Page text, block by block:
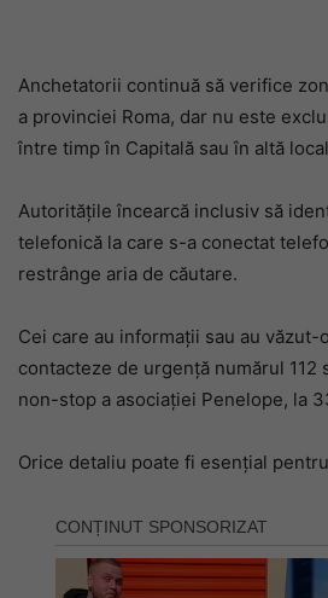
Anchetatorii continuă să verifice
a provinciei Roma, dar nu este
între timp în Capitală sau în altă
Autoritățile încearcă inclusiv să
telefonică la care s-a conectat
restrânge aria de căutare.
Cei care au informații sau au văzut-
contacteze de urgență numărul 112
non-stop a asociației Penelope, la
Orice detaliu poate fi esențial